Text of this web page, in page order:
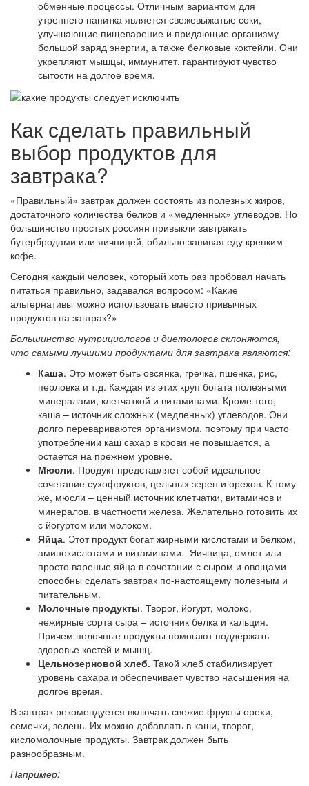
обменные процессы. Отличным вариантом для
утреннего напитка является свежевыжатые соки,
улучшающие пищеварение и придающие организму
большой заряд энергии, а также белковые коктейли. Они
укрепляют мышцы, иммунитет, гарантируют чувство
сытости на долгое время.
Как сделать правильный
выбор продуктов для
завтрака?
«Правильный» завтрак должен состоять из полезных жиров,
достаточного количества белков и «медленных» углеводов. Но
большинство простых россиян привыкли завтракать
бутербродами или яичницей, обильно запивая еду крепким
кофе.
Сегодня каждый человек, который хоть раз пробовал начать
питаться правильно, задавался вопросом: «Какие
альтернативы можно использовать вместо привычных
продуктов на завтрак?»
Большинство нутрициологов и диетологов склоняются,
что самыми лучшими продуктами для завтрака являются:
Каша. Это может быть овсянка, гречка, пшенка, рис,
перловка и т.д. Каждая из этих круп богата полезными
минералами, клетчаткой и витаминами. Кроме того,
каша – источник сложных (медленных) углеводов. Они
долго перевариваются организмом, поэтому при часто
употреблении каш сахар в крови не повышается, а
остается на прежнем уровне.
Мюсли. Продукт представляет собой идеальное
сочетание сухофруктов, цельных зерен и орехов. К тому
же, мюсли – ценный источник клетчатки, витаминов и
минералов, в частности железа. Желательно готовить их
с йогуртом или молоком.
Яйца. Этот продукт богат жирными кислотами и белком,
аминокислотами и витаминами. Яичница, омлет или
просто вареные яйца в сочетании с сыром и овощами
способны сделать завтрак по-настоящему полезным и
питательным.
Молочные продукты. Творог, йогурт, молоко,
нежирные сорта сыра – источник белка и кальция.
Причем полочные продукты помогают поддержать
здоровье костей и мышц.
Цельнозерновой хлеб. Такой хлеб стабилизирует
уровень сахара и обеспечивает чувство насыщения на
долгое время.
В завтрак рекомендуется включать свежие фрукты орехи,
семечки, зелень. Их можно добавлять в каши, творог,
кисломолочные продукты. Завтрак должен быть
разнообразным.
Например: